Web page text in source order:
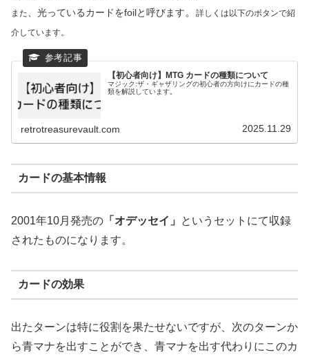
また 、光っているカードをfoilと呼びます。
詳しくは以下のボタンで紹
介しています。
【初心者向け】MTG カードの種類について
マジック:ザ・ギャザリングの初心者の方向けにカードの種
類を解説しています。
retrotreasurevault.com 2025.11.29
カードの基本情報
2001年10月発売の 「オデッセイ」
というセットにて収録
されたものになります。
カードの効果
出たターンは特に役割を果たせないですが、次のターンか
ら青マナを出すことができ、青マナを出す代わりにこのカ